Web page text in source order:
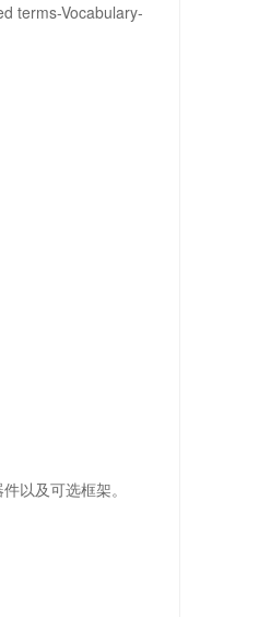
terms-Vocabulary-
以及可选框架。